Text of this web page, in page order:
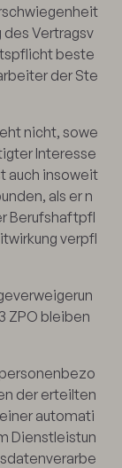
Vertragsv
beste
der Ste
nicht, sowe
Interesse
auch insoweit
als er n
Berufshaftpfl
verpfl
ZPO bleiben
der erteilten
automati
Dienstleistun